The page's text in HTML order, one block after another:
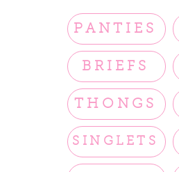
BRIEFS
PANTIES
THONGS
SINGLETS